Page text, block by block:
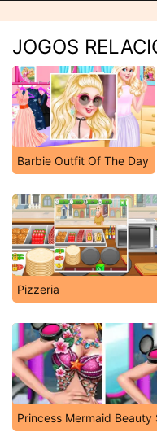
JOGOS
Barbie Outfit Of The Day
Pizzeria
Princess Mermaid Beauty